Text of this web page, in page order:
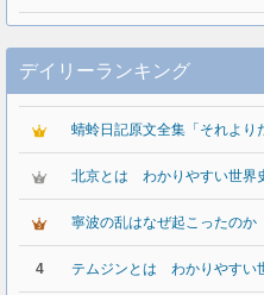
デイリーランキング
蜻蛉日記原文全集「それより
北京とは わかりやすい世界
寧波の乱はなぜ起こったのか
4 テムジンとは わかりやすい